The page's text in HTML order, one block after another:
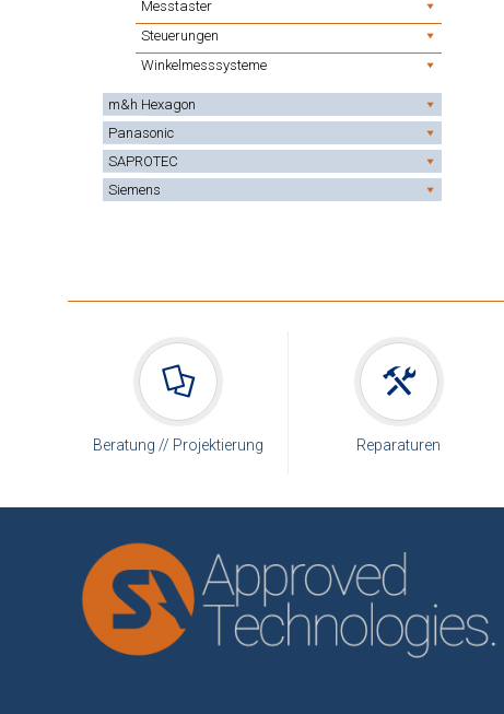
Messtaster
Steuerungen
Winkelmesssysteme
m&h Hexagon
Panasonic
SAPROTEC
Siemens
Beratung // Projektierung Reparaturen